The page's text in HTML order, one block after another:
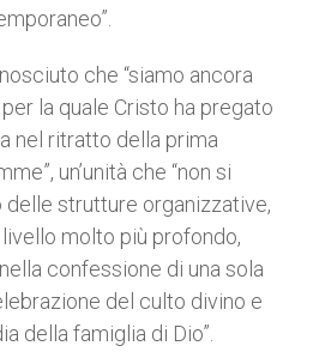
che “siamo ancora
la quale Cristo ha pregato
nel ritratto della prima
un’unità che “non si
delle strutture organizzative,
molto più profondo,
confessione di una sola
del culto divino e
della famiglia di Dio”.